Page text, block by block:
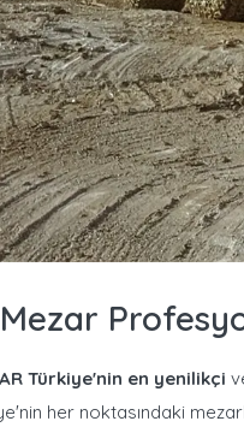
Türkiye'nin en yenilikçi
her noktasındaki